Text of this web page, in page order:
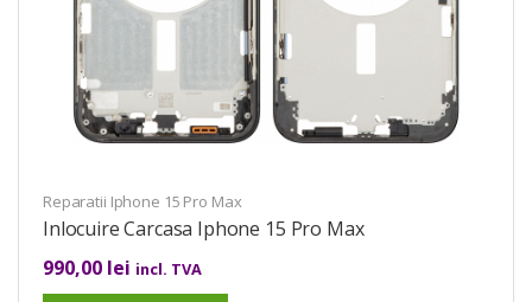
Reparatii Iphone 15 Pro Max
Inlocuire Carcasa Iphone 15 Pro Max
990,00 lei incl. TVA